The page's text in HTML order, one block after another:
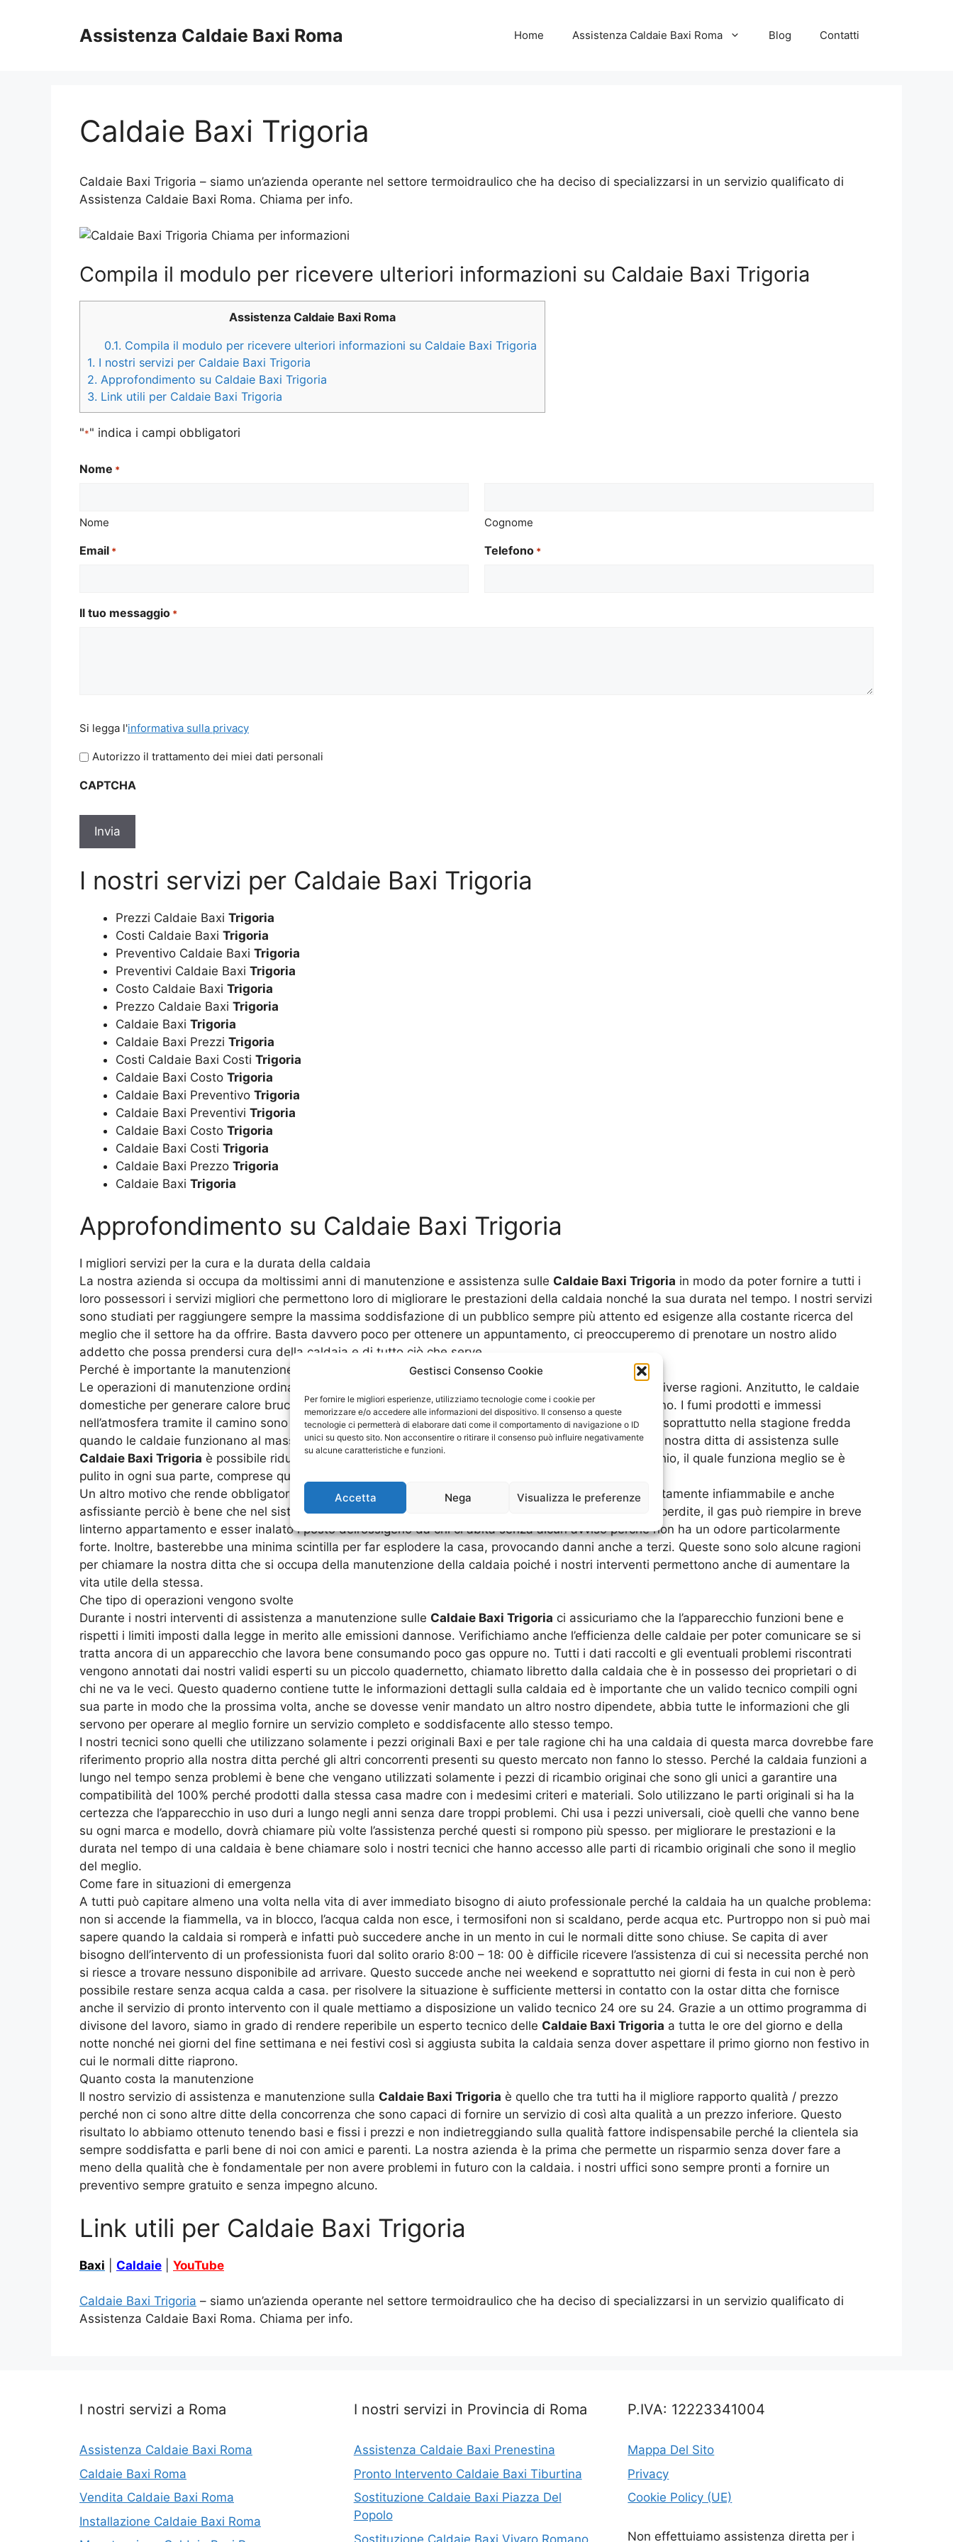
Gestisci Consenso Cookie
Per fornire le migliori esperienze, utilizziamo tecnologie come i cookie per
memorizzare e/o accedere alle informazioni del dispositivo. Il consenso a queste
tecnologie ci permetterà di elaborare dati come il comportamento di navigazione o ID
unici su questo sito. Non acconsentire o ritirare il consenso può influire negativamente
su alcune caratteristiche e funzioni.
Accetta Nega Visualizza le preferenze
Assistenza Caldaie Baxi Roma Home Assistenza Caldaie Baxi Roma Blog Contatti
Caldaie Baxi Trigoria
Caldaie Baxi Trigoria – siamo un’azienda operante nel settore termoidraulico che ha deciso di specializzarsi in un servizio qualificato di
Assistenza Caldaie Baxi Roma. Chiama per info.
Compila il modulo per ricevere ulteriori informazioni su Caldaie Baxi Trigoria
Assistenza Caldaie Baxi Roma
0.1. Compila il modulo per ricevere ulteriori informazioni su Caldaie Baxi Trigoria
1. I nostri servizi per Caldaie Baxi Trigoria
2. Approfondimento su Caldaie Baxi Trigoria
3. Link utili per Caldaie Baxi Trigoria
"*" indica i campi obbligatori
Nome *
Nome Cognome
Email * Telefono *
Il tuo messaggio *
legga
l'informativa
privacy
Si legga l'informativa sulla privacy
Autorizzo il trattamento dei miei dati personali
CAPTCHA
I nostri servizi per Caldaie Baxi Trigoria
Prezzi Caldaie Baxi Trigoria
Costi Caldaie Baxi Trigoria
Preventivo Caldaie Baxi Trigoria
Preventivi Caldaie Baxi Trigoria
Costo Caldaie Baxi Trigoria
Prezzo Caldaie Baxi Trigoria
Caldaie Baxi Trigoria
Caldaie Baxi Prezzi Trigoria
Costi Caldaie Baxi Costi Trigoria
Caldaie Baxi Costo Trigoria
Caldaie Baxi Preventivo Trigoria
Caldaie Baxi Preventivi Trigoria
Caldaie Baxi Costo Trigoria
Caldaie Baxi Costi Trigoria
Caldaie Baxi Prezzo Trigoria
Caldaie Baxi Trigoria
Approfondimento su Caldaie Baxi Trigoria
I migliori servizi per la cura e la durata della caldaia
La nostra azienda si occupa da moltissimi anni di manutenzione e assistenza sulle Caldaie Baxi Trigoria in modo da poter fornire a tutti i
loro possessori i servizi migliori che permettono loro di migliorare le prestazioni della caldaia nonché la sua durata nel tempo. I nostri servizi
sono studiati per raggiungere sempre la massima soddisfazione di un pubblico sempre più attento ed esigenze alla costante ricerca del
meglio che il settore ha da offrire. Basta davvero poco per ottenere un appuntamento, ci preoccuperemo di prenotare un nostro alido
addetto che possa prendersi cura della caldaia e di tutto ciò che serve.
Perché è importante la manutenzione ordinaria
Le operazioni di manutenzione ordinaria sono rese obbligatorie dalla legge attualmente in vigore per diverse ragioni. Anzitutto, le caldaie
domestiche per generare calore bruciano un gas provocando dei fumi, i quali vengono espulsi all’esterno. I fumi prodotti e immessi
nell’atmosfera tramite il camino sono in parte responsabili nell’inquinamento atmosferico che aumenta soprattutto nella stagione fredda
quando le caldaie funzionano al massimo per riscaldare gli appartamenti. Chiamando con regolarità la nostra ditta di assistenza sulle
Caldaie Baxi Trigoria è possibile ridurre le emissioni inquinanti grazie a una bella pulizia dell’apparecchio, il quale funziona meglio se è
pulito in ogni sua parte, comprese quelle interne.
Un altro motivo che rende obbligatoria la manutenzione sulle caldaie è che questa utilizzano un gas altamente infiammabile e anche
asfissiante perciò è bene che nel sistema di distribuzione del gas non ci sia alcuna perdita. In caso di perdite, il gas può riempire in breve
linterno appartamento e esser inalato l posto dell’ossigeno da chi ci abita senza alcun avviso perché non ha un odore particolarmente
forte. Inoltre, basterebbe una minima scintilla per far esplodere la casa, provocando danni anche a terzi. Queste sono solo alcune ragioni
per chiamare la nostra ditta che si occupa della manutenzione della caldaia poiché i nostri interventi permettono anche di aumentare la
vita utile della stessa.
Che tipo di operazioni vengono svolte
Durante i nostri interventi di assistenza a manutenzione sulle Caldaie Baxi Trigoria ci assicuriamo che la l’apparecchio funzioni bene e
rispetti i limiti imposti dalla legge in merito alle emissioni dannose. Verifichiamo anche l’efficienza delle caldaie per poter comunicare se si
tratta ancora di un apparecchio che lavora bene consumando poco gas oppure no. Tutti i dati raccolti e gli eventuali problemi riscontrati
vengono annotati dai nostri validi esperti su un piccolo quadernetto, chiamato libretto dalla caldaia che è in possesso dei proprietari o di
chi ne va le veci. Questo quaderno contiene tutte le informazioni dettagli sulla caldaia ed è importante che un valido tecnico compili ogni
sua parte in modo che la prossima volta, anche se dovesse venir mandato un altro nostro dipendete, abbia tutte le informazioni che gli
servono per operare al meglio fornire un servizio completo e soddisfacente allo stesso tempo.
I nostri tecnici sono quelli che utilizzano solamente i pezzi originali Baxi e per tale ragione chi ha una caldaia di questa marca dovrebbe fare
riferimento proprio alla nostra ditta perché gli altri concorrenti presenti su questo mercato non fanno lo stesso. Perché la caldaia funzioni a
lungo nel tempo senza problemi è bene che vengano utilizzati solamente i pezzi di ricambio originai che sono gli unici a garantire una
compatibilità del 100% perché prodotti dalla stessa casa madre con i medesimi criteri e materiali. Solo utilizzano le parti originali si ha la
certezza che l’apparecchio in uso duri a lungo negli anni senza dare troppi problemi. Chi usa i pezzi universali, cioè quelli che vanno bene
su ogni marca e modello, dovrà chiamare più volte l’assistenza perché questi si rompono più spesso. per migliorare le prestazioni e la
durata nel tempo di una caldaia è bene chiamare solo i nostri tecnici che hanno accesso alle parti di ricambio originali che sono il meglio
del meglio.
Come fare in situazioni di emergenza
A tutti può capitare almeno una volta nella vita di aver immediato bisogno di aiuto professionale perché la caldaia ha un qualche problema:
non si accende la fiammella, va in blocco, l’acqua calda non esce, i termosifoni non si scaldano, perde acqua etc. Purtroppo non si può mai
sapere quando la caldaia si romperà e infatti può succedere anche in un mento in cui le normali ditte sono chiuse. Se capita di aver
bisogno dell’intervento di un professionista fuori dal solito orario 8:00 – 18: 00 è difficile ricevere l’assistenza di cui si necessita perché non
si riesce a trovare nessuno disponibile ad arrivare. Questo succede anche nei weekend e soprattutto nei giorni di festa in cui non è però
possibile restare senza acqua calda a casa. per risolvere la situazione è sufficiente mettersi in contatto con la ostar ditta che fornisce
anche il servizio di pronto intervento con il quale mettiamo a disposizione un valido tecnico 24 ore su 24. Grazie a un ottimo programma di
divisone del lavoro, siamo in grado di rendere reperibile un esperto tecnico delle Caldaie Baxi Trigoria a tutta le ore del giorno e della
notte nonché nei giorni del fine settimana e nei festivi così si aggiusta subita la caldaia senza dover aspettare il primo giorno non festivo in
cui le normali ditte riaprono.
Quanto costa la manutenzione
Il nostro servizio di assistenza e manutenzione sulla Caldaie Baxi Trigoria è quello che tra tutti ha il migliore rapporto qualità / prezzo
perché non ci sono altre ditte della concorrenza che sono capaci di fornire un servizio di così alta qualità a un prezzo inferiore. Questo
risultato lo abbiamo ottenuto tenendo basi e fissi i prezzi e non indietreggiando sulla qualità fattore indispensabile perché la clientela sia
sempre soddisfatta e parli bene di noi con amici e parenti. La nostra azienda è la prima che permette un risparmio senza dover fare a
meno della qualità che è fondamentale per non avere problemi in futuro con la caldaia. i nostri uffici sono sempre pronti a fornire un
preventivo sempre gratuito e senza impegno alcuno.
Link utili per Caldaie Baxi Trigoria
Baxi Caldaie YouTube
Caldaie Baxi Trigoria – siamo un’azienda operante nel settore termoidraulico che ha deciso di specializzarsi in un servizio qualificato di
Assistenza Caldaie Baxi Roma. Chiama per info.
I nostri servizi a Roma
Assistenza Caldaie Baxi Roma
Caldaie Baxi Roma
Vendita Caldaie Baxi Roma
Installazione Caldaie Baxi Roma
I nostri servizi in Provincia di Roma
Assistenza Caldaie Baxi Prenestina
Pronto Intervento Caldaie Baxi Tiburtina
Sostituzione Caldaie Baxi Piazza Del
Popolo
Sostituzione Caldaie Baxi Vivaro Romano
P.IVA: 12223341004
Mappa Del Sito
Privacy
Cookie Policy (UE)
Non effettuiamo assistenza diretta per i